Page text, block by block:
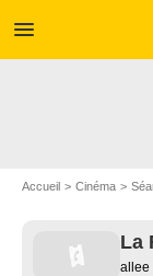
menu
Accueil Cinéma
La
allee